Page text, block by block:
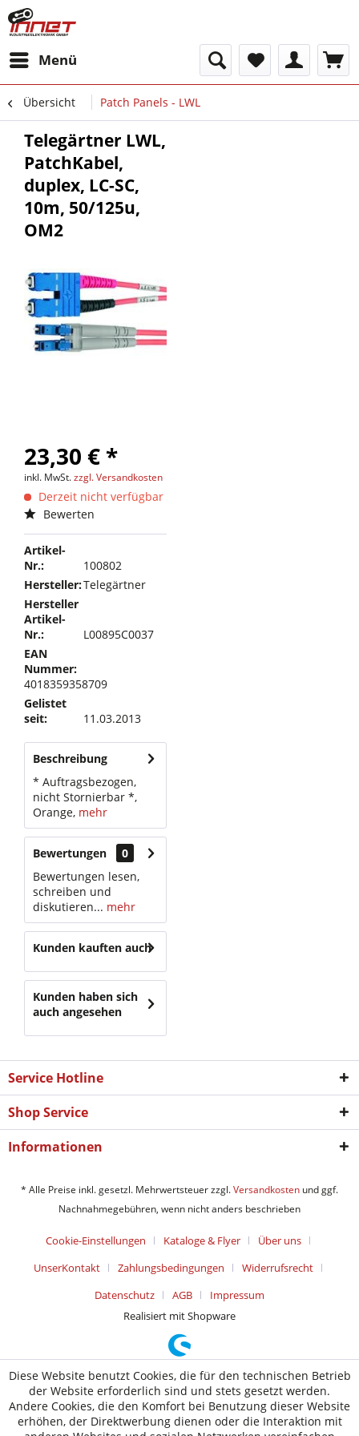
Menü
Übersicht Patch Panels - LWL
Telegärtner LWL,
PatchKabel,
duplex, LC-SC,
10m, 50/125u,
OM2
23,30 € *
inkl. MwSt.zzgl. Versandkosten
Derzeit nicht verfügbar
Bewerten
Artikel-
Nr.:
100802
Hersteller:Telegärtner
Hersteller
Artikel-
Nr.:
L00895C0037
EAN
Nummer:
4018359358709
Gelistet
seit:
11.03.2013
Beschreibung
* Auftragsbezogen,
nicht Stornierbar *,
Orange, mehr
Bewertungen
0
Bewertungen lesen,
schreiben und
diskutieren... mehr
Kunden kauften auch
Kunden haben sich
auch angesehen
Service Hotline
Shop Service
Informationen
* Alle Preise inkl. gesetzl. Mehrwertsteuer zzgl.Versandkosten und ggf.
Nachnahmegebühren, wenn nicht anders beschrieben
Cookie-Einstellungen Kataloge & Flyer
Über uns
UnserKontakt
Zahlungsbedingungen
Widerrufsrecht
Datenschutz
AGB
Impressum
Realisiert mit Shopware
Diese Website benutzt Cookies, die für den technischen Betrieb
der Website erforderlich sind und stets gesetzt werden.
Andere Cookies, die den Komfort bei Benutzung dieser Website
erhöhen, der Direktwerbung dienen oder die Interaktion mit